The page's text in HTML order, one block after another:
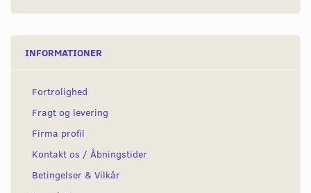
INFORMATIONER
Fortrolighed
Fragt og levering
Firma profil
Kontakt os / Åbningstider
Betingelser & Vilkår